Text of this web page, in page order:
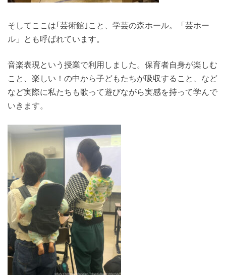
そしてここは｢芸術館｣こと、学芸の森ホール。「芸ホー
ル」とも呼ばれています。
音楽表現という授業で利用しました。保育者自身が楽しむ
こと、楽しい！の中から子どもたちが吸収すること、など
など実際に私たちも歌って遊びながら実感を持って学んで
いきます。